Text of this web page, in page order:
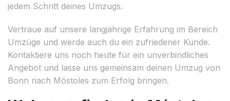
jedem Schritt deines Umzugs.
Vertraue auf unsere langjährige Erfahrung im Bereich
Umzüge und werde auch du ein zufriedener Kunde.
Kontaktiere uns noch heute für ein unverbindliches
Angebot und lasse uns gemeinsam deinen Umzug von
Bonn nach Móstoles zum Erfolg bringen.